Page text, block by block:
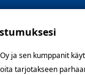
ja sen kumppanit
tarjotakseen